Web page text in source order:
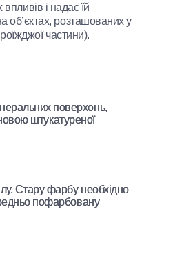
і надає їй
об’єктах, розташованих у
частини).
поверхонь,
штукатуреної
Стару фарбу необхідно
пофарбовану